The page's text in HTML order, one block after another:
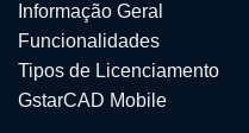
Informação Geral
Funcionalidades
Tipos de Licenciamento
GstarCAD Mobile